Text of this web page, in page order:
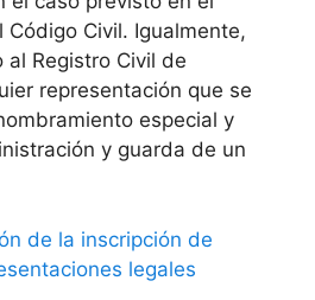
Civil. Igualmente,
Registro Civil de
representación que se
especial y
y guarda de un
de la inscripción de
legales